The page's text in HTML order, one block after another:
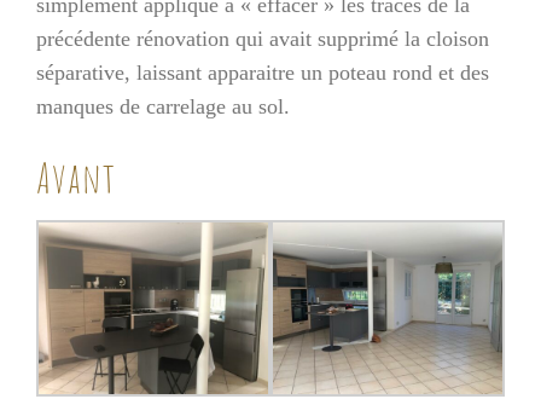
précédente rénovation qui avait supprimé la cloison
séparative, laissant apparaitre un poteau rond et des
manques de carrelage au sol.
Avant